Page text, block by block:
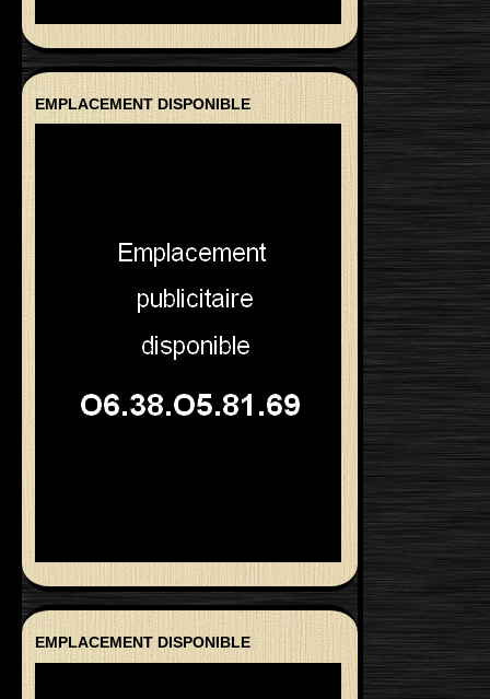
EMPLACEMENT DISPONIBLE
EMPLACEMENT DISPONIBLE